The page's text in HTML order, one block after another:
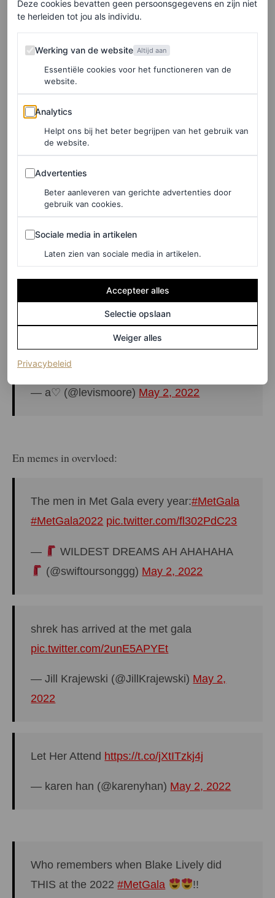
a plain black suit to the met#MetGala2022
#metgala
pic.twitter.com/M8B6kBRg0w
— Mr A (@barbanation)
Voormalige Met Gala-looks worden nieuw leven
ingeblazen:
rihanna at the 2015 met gala, you had to be
therepic.twitter.com/3C4o850ANF
— old MTV (@notgwendalupe)May 2, 2022
we will never see something like this again i
fear heavenly bodies was one for the books
#MetGala
— a♡ (@levismoore) May 2, 2022
En memes in overvloed:
The men in Met Gala every year:#MetGala
#MetGala2022 pic.twitter.com/fl302PdC23
—
WILDEST DREAMS AH AHAHAHA
(@swiftoursonggg) May 2, 2022
shrek has arrived at the met gala
pic.twitter.com/2unE5APYEt
— Jill Krajewski (@JillKrajewski) May 2,
2022
Let Her Attend https://t.co/jXtITzkj4j
— karen han (@karenyhan) May 2, 2022
Who remembers when Blake Lively did
THIS at the 2022#MetGala
!!
Deze cookies bevatten geen persoonsgegevens en zijn niet
te herleiden tot jou als individu.
Werking van de website
Werking van de website Altijd aan
Essentiële cookies voor het functioneren van de
website.
Analytics
Analytics
Helpt ons bij het beter begrijpen van het gebruik van
de website.
Advertenties
Advertenties
Beter aanleveren van gerichte advertenties door
gebruik van cookies.
Sociale media in artikelen
Sociale media in artikelen
Laten zien van sociale media in artikelen.
Accepteer alles
Selectie opslaan
Weiger alles
Privacybeleid